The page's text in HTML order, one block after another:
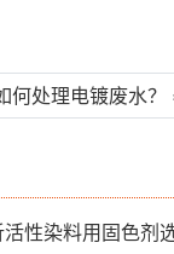
何处理电镀废水？
性染料用固色剂